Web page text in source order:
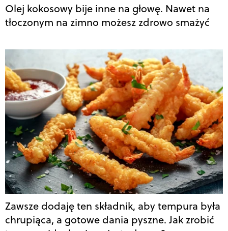
Olej kokosowy bije inne na głowę. Nawet na
tłoczonym na zimno możesz zdrowo smażyć
Zawsze dodaję ten składnik, aby tempura była
chrupiąca, a gotowe dania pyszne. Jak zrobić